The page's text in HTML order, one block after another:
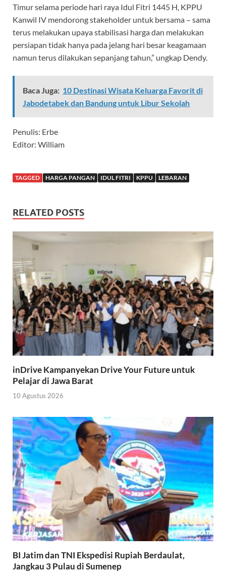
Timur selama periode hari raya Idul Fitri 1445 H, KPPU
Kanwil IV mendorong stakeholder untuk bersama – sama
terus melakukan upaya stabilisasi harga dan melakukan
persiapan tidak hanya pada jelang hari besar keagamaan
namun terus dilakukan sepanjang tahun,” ungkap Dendy.
Baca Juga: 10 Destinasi Wisata Keluarga Favorit di
Jabodetabek dan Bandung untuk Libur Sekolah
Penulis: Erbe
Editor: William
TAGGED HARGA PANGAN IDUL FITRI KPPU LEBARAN
RELATED POSTS
inDrive Kampanyekan Drive Your Future untuk
Pelajar di Jawa Barat
10 Agustus 2026
BI Jatim dan TNI Ekspedisi Rupiah Berdaulat,
Jangkau 3 Pulau di Sumenep